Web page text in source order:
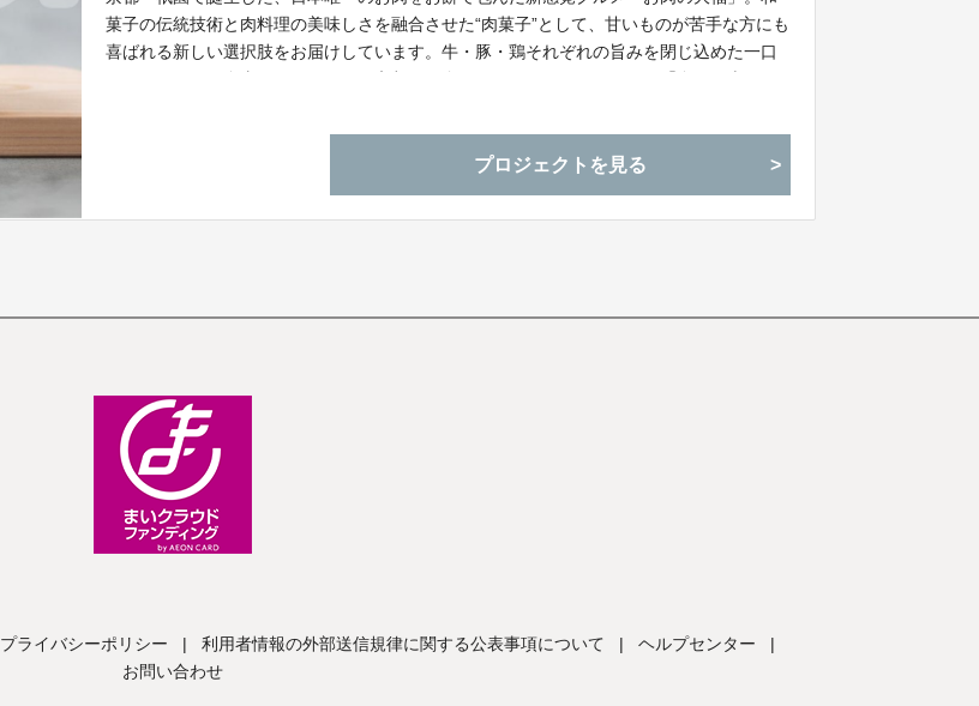
菓子の伝統技術と肉料理の美味しさを融合させた“肉菓子”として、甘いものが苦手な方にも
喜ばれる新しい選択肢をお届けしています。牛・豚・鶏それぞれの旨みを閉じ込めた一口
は、おやつにも食事にもぴったり。京都から全国へ、これまでになかった「食べる幸せ」
プロジェクトを見る
プライバシーポリシー | 利用者情報の外部送信規律に関する公表事項について | ヘルプセンター
|
お問い合わせ